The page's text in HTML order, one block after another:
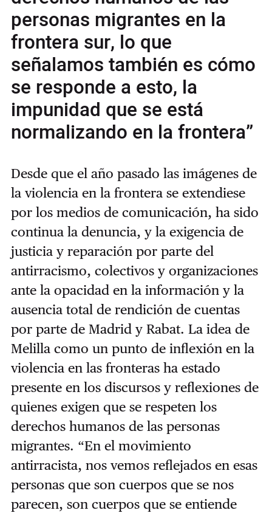
personas migrantes en la
frontera sur, lo que
señalamos también es cómo
se responde a esto, la
impunidad que se está
normalizando en la frontera”
Desde que el año pasado las imágenes de
la violencia en la frontera se extendiese
por los medios de comunicación, ha sido
continua la denuncia, y la exigencia de
justicia y reparación por parte del
antirracismo, colectivos y organizaciones
ante la opacidad en la información y la
ausencia total de rendición de cuentas
por parte de Madrid y Rabat. La idea de
Melilla como un punto de inflexión en la
violencia en las fronteras ha estado
presente en los discursos y reflexiones de
quienes exigen que se respeten los
derechos humanos de las personas
migrantes. “En el movimiento
antirracista, nos vemos reflejados en esas
personas que son cuerpos que se nos
parecen, son cuerpos que se entiende